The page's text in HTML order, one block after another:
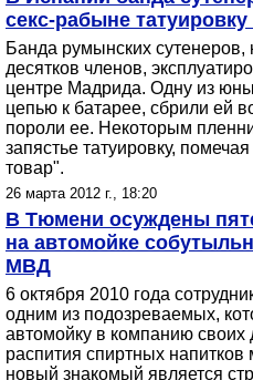
секс-рабыне
Банда румынских
десятков членов,
центре Мадрида. Одну из
цепью к батарее, сбрили ей
пороли ее. Некоторым
запястье татуировку,
товар".
26 марта 2012 г., 18:20
В Тюмени осуждены
на автомойке
МВД
6 октября 2010 года
одним из подозреваемых,
автомойку в компанию своих
распития спиртных
новый знакомый является